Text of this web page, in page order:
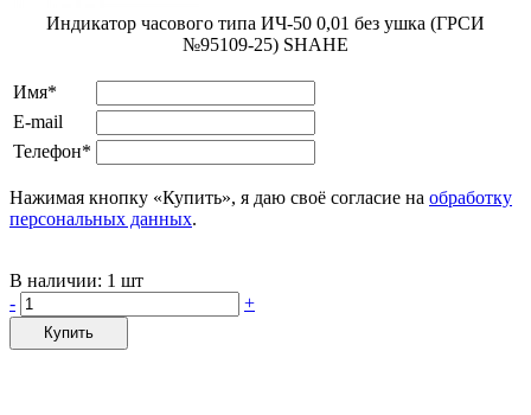
Индикатор часового типа ИЧ-50 0,01 без ушка (ГРСИ
№95109-25) SHAHE
Имя*
E-mail
Телефон*
Нажимая кнопку «Купить», я даю своё согласие на обработку
персональных данных.
В наличии: 1 шт
-
+
Купить